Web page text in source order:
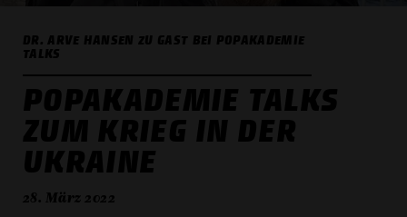
DR. ARVE HANSEN ZU GAST BEI POPAKADEMIE
TALKS
POPAKADEMIE TALKS
ZUM KRIEG IN DER
UKRAINE
28. März 2022